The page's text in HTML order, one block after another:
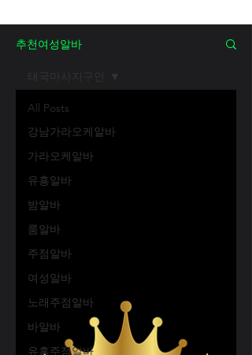
추천여성알바
All Posts
강남가라오케알바
가라오케알바
유흥알바
밤알바
룸알바
주점알바
여성알바
노래주점알바
바알바
유흥주점알바